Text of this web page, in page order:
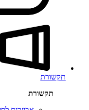
תקשורת
תקשורת